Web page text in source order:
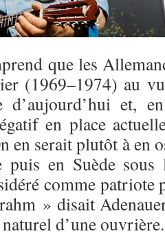
que les
(1969–1974) au
d’aujourd’hui et,
en place
en serait plutôt à en
puis en Suède sous
comme patriote
» disait
d’une ouvrière.